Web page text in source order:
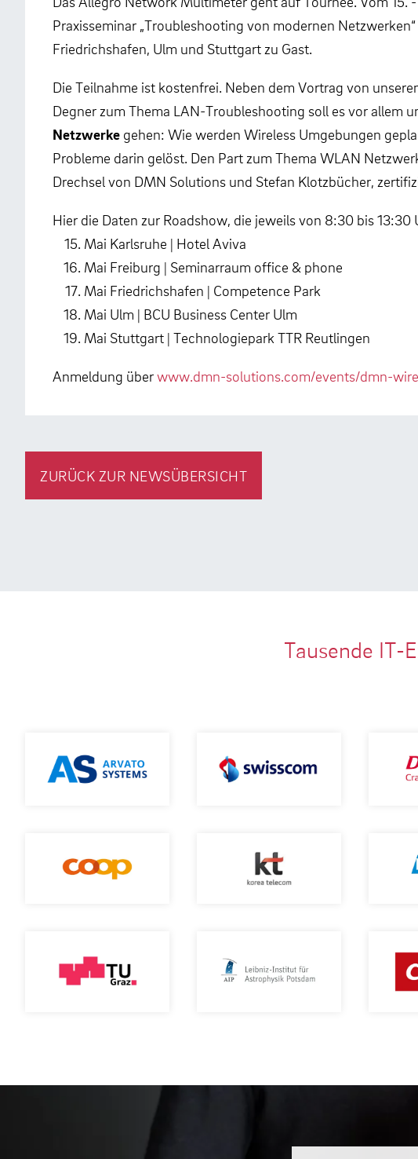
Praxisseminar „Troubleshooting von modernen
Friedrichshafen, Ulm und Stuttgart zu Gast.
Die Teilnahme ist kostenfrei. Neben dem Vortrag von
Degner zum Thema LAN-Troubleshooting soll es vor allem
Netzwerke gehen: Wie werden Wireless Umgebungen
Probleme darin gelöst. Den Part zum Thema WLAN
Drechsel von DMN Solutions und Stefan Klotzbücher,
Hier die Daten zur Roadshow, die jeweils von 8:30 bis
Mai Karlsruhe | Hotel Aviva
Mai Freiburg | Seminarraum office & phone
Mai Friedrichshafen | Competence Park
Mai Ulm | BCU Business Center Ulm
Mai Stuttgart | Technologiepark TTR Reutlingen
Anmeldung überwww.dmn-solutions.com/events/dmn-
ZURÜCK ZUR NEWSÜBERSICHT
Tausende IT-